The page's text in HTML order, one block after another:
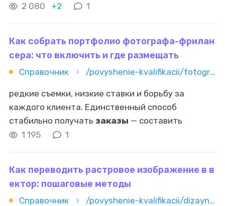
результата. Важно
2 080 +2 1
Как собрать портфолио фотографа-фрилан
сера: что включить и где размещать
Справочник /povyshenie-kvalifikacii/fotografiya/kak-sobrat-portfolio-fotografa-frilansera-chto-vklyuchit-i-gde-r
редкие съемки, низкие ставки и борьбу за
каждого клиента. Единственный способ
стабильно получать заказы — составить
выигрышное портфолио и разместить его на
1 195 1
Как переводить растровое изображение в в
ектор: пошаговые методы
Справочник /povyshenie-kvalifikacii/dizayn/vektornaya-grafika/kak-perevodit-rastrovoe-izobrajenie-v-vektor-poshagovye-metody